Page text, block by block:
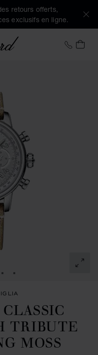
retours offerts,
exclusifs en ligne.
+41
DIAPOSITIVE 1
À LA DIAPOSITIVE
ALLER À LA
ALLER À LA
TRIBUTE
MOSS